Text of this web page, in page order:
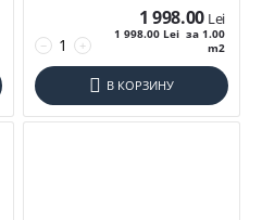
Lei
+
−
1 998.00 Lei
1 998.00 Lei за 1.00
m2
В КОРЗИНУ